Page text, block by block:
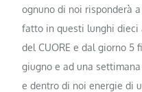
ognuno di noi risponderà
fatto in questi lunghi dieci
del CUORE e dal giorno 5
giugno e ad una
e dentro di noi energie di